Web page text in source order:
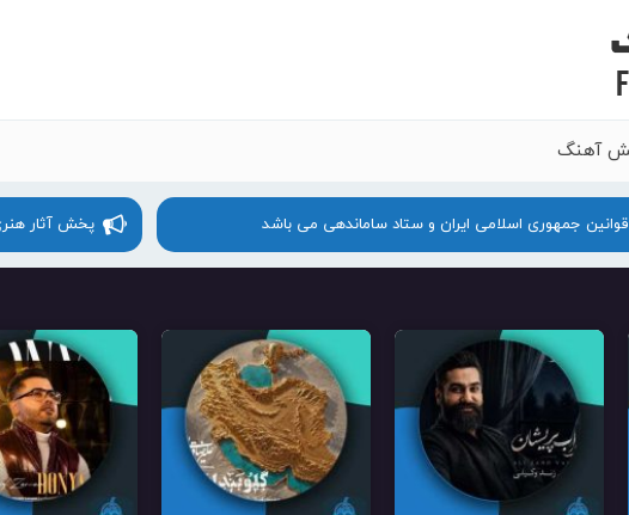
آهنگ
جمهوری اسلامی ایران و ستاد ساماندهی می باشد پخش آثار